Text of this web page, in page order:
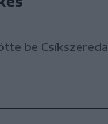
be Csíkszereda